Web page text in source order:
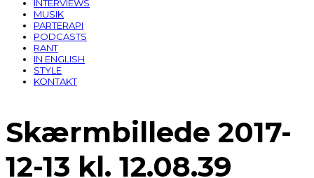
INTERVIEWS
MUSIK
PARTERAPI
PODCASTS
RANT
IN ENGLISH
STYLE
KONTAKT
Skærmbillede 2017-
12-13 kl. 12.08.39